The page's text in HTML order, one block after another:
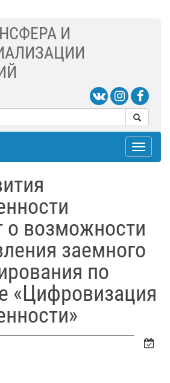
И
Toggle
о возможности
заемного
по
«Цифровизация